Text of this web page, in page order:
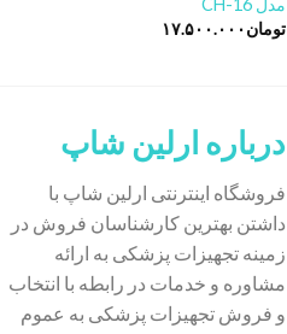
مدل CH-16
تومان۱۷.۵۰۰.۰۰۰
درباره ارلین شاپ
فروشگاه اینترنتی ارلین شاپ با
داشتن بهترین کارشناسان فروش در
زمینه تجهیزات پزشکی به ارائه
مشاوره و خدمات در رابطه با انتخاب
و فروش تجهیزات پزشکی به عموم